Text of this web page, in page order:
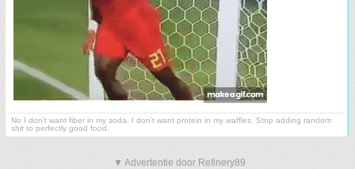
No I don't want fiber in my soda. I don't want protein in my waffles. Stop adding random
shit to perfectly good food.
▼ Advertentie door Refinery89